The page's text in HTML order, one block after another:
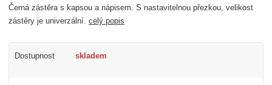
Černá zástěra s kapsou a nápisem. S nastavitelnou přezkou, velikost
zástěry je univerzální.celý popis
Dostupnost skladem